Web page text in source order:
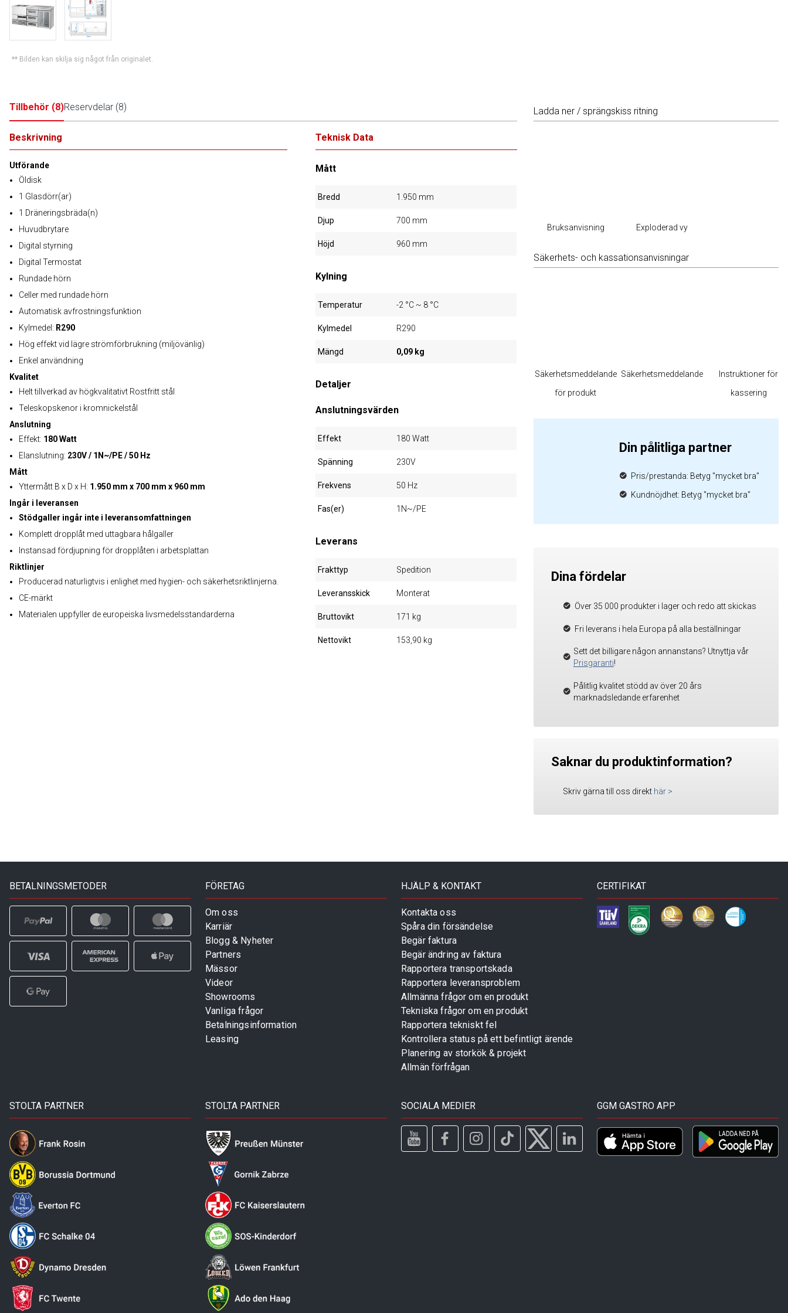
** Bilden kan skilja sig något från originalet.
Tillbehör (8)Reservdelar (8)
Beskrivning
Utförande
Öldisk
1 Glasdörr(ar)
1 Dräneringsbräda(n)
Huvudbrytare
Digital styrning
Digital Termostat
Rundade hörn
Celler med rundade hörn
Automatisk avfrostningsfunktion
Kylmedel: R290
Hög effekt vid lägre strömförbrukning (miljövänlig)
Enkel användning
Kvalitet
Helt tillverkad av högkvalitativt Rostfritt stål
Teleskopskenor i kromnickelstål
Anslutning
Effekt: 180 Watt
Elanslutning: 230V / 1N~/PE / 50 Hz
Mått
Yttermått B x D x H: 1.950 mm x 700 mm x 960 mm
Ingår i leveransen
Stödgaller ingår inte i leveransomfattningen
Komplett dropplåt med uttagbara hålgaller
Instansad fördjupning för dropplåten i arbetsplattan
Riktlinjer
Producerad naturligtvis i enlighet med hygien- och säkerhetsriktlinjerna.
CE-märkt
Materialen uppfyller de europeiska livsmedelsstandarderna
Teknisk Data
Mått
Bredd 1.950 mm
Djup 700 mm
Höjd 960 mm
Kylning
Temperatur -2 °C ~ 8 °C
Kylmedel R290
Mängd 0,09 kg
Detaljer
Anslutningsvärden
Effekt 180 Watt
Spänning 230V
Frekvens 50 Hz
Fas(er) 1N~/PE
Leverans
Frakttyp Spedition
Leveransskick Monterat
Bruttovikt 171 kg
Nettovikt 153,90 kg
Ladda ner / sprängskiss ritning
Bruksanvisning Exploderad vy
Säkerhets- och kassationsanvisningar
Säkerhetsmeddelande
för produkt
Säkerhetsmeddelande
Instruktioner för
kassering
Din pålitliga partner
Pris/prestanda: Betyg "mycket bra"
Kundnöjdhet: Betyg "mycket bra"
Dina fördelar
Över 35 000 produkter i lager och redo att skickas
Fri leverans i hela Europa på alla beställningar
Sett det billigare någon annanstans? Utnyttja vår
Prisgaranti!
Pålitlig kvalitet stödd av över 20 års
marknadsledande erfarenhet
Saknar du produktinformation?
Skriv gärna till oss direkt här >
BETALNINGSMETODER FÖRETAG
Om oss
Karriär
Blogg & Nyheter
Partners
Mässor
Videor
Showrooms
Vanliga frågor
Betalningsinformation
Leasing
HJÄLP & KONTAKT
Kontakta oss
Spåra din försändelse
Begär faktura
Begär ändring av faktura
Rapportera transportskada
Rapportera leveransproblem
Allmänna frågor om en produkt
Tekniska frågor om en produkt
Rapportera tekniskt fel
Kontrollera status på ett befintligt ärende
Planering av storkök & projekt
Allmän förfrågan
CERTIFIKAT
STOLTA PARTNER STOLTA PARTNER SOCIALA MEDIER GGM GASTRO APP